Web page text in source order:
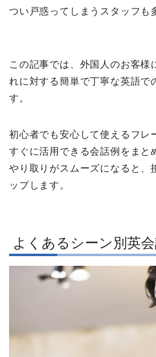
つい戸惑ってしまうスタッフも
この記事では、外国人のお客様
れに対する簡単で丁寧な英語で
す。
初心者でも安心して使えるフレ
すぐに活用できる会話例をまと
やり取りがスムーズになると、
ップします。
よくあるシーン別英